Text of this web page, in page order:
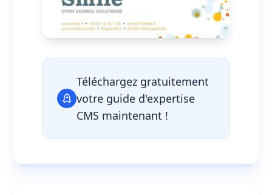
Téléchargez gratuitement
votre guide d'expertise
CMS maintenant !